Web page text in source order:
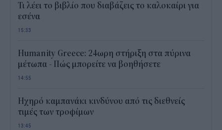
Τι λέει το βιβλίο που διαβάζεις το καλοκαίρι για
εσένα
15:33
Humanity Greece: 24ωρη στήριξη στα πύρινα
μέτωπα - Πώς μπορείτε να βοηθήσετε
14:55
Ηχηρό καμπανάκι κινδύνου από τις διεθνείς
τιμές των τροφίμων
13:45